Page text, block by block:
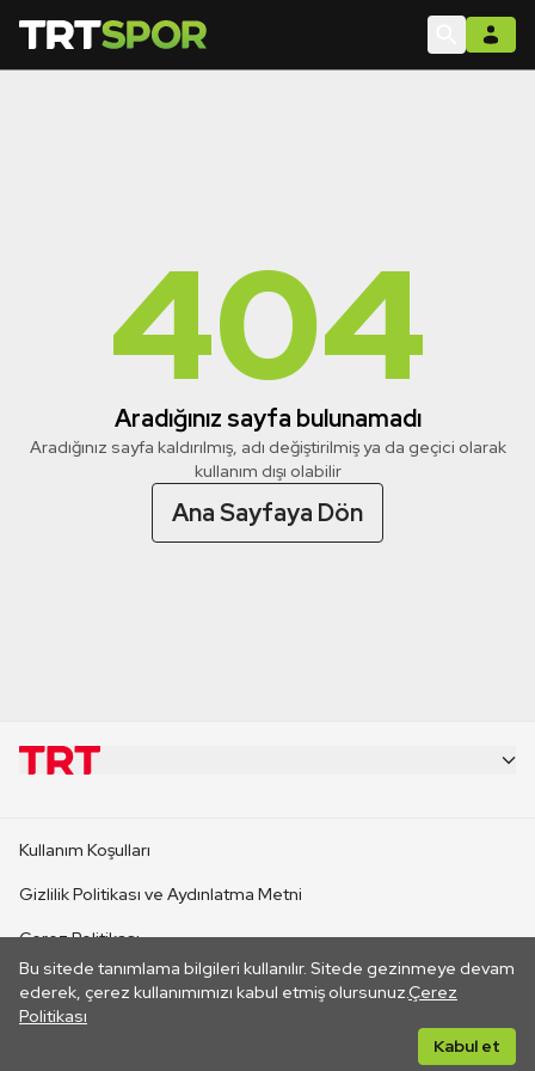
404
Aradığınız sayfa bulunamadı
Aradığınız sayfa kaldırılmış, adı değiştirilmiş ya da geçici olarak
kullanım dışı olabilir
Ana Sayfaya Dön
Bu sitede tanımlama bilgileri kullanılır. Sitede gezinmeye devam
ederek, çerez kullanımımızı kabul etmiş olursunuz.Çerez
Politikası
Kabul et
CANLI YAYINLAR
Kullanım Koşulları
Gizlilik Politikası ve Aydınlatma Metni
Çerez Politikası
İletişim
Her hakkı saklıdır. ©2026 TRT. Bağlantı yoluyla gidilen dış